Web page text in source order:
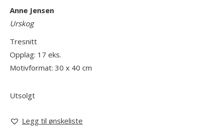
Anne Jensen
Urskog
Tresnitt
Opplag: 17 eks.
Motivformat: 30 x 40 cm
Utsolgt
Legg til ønskeliste